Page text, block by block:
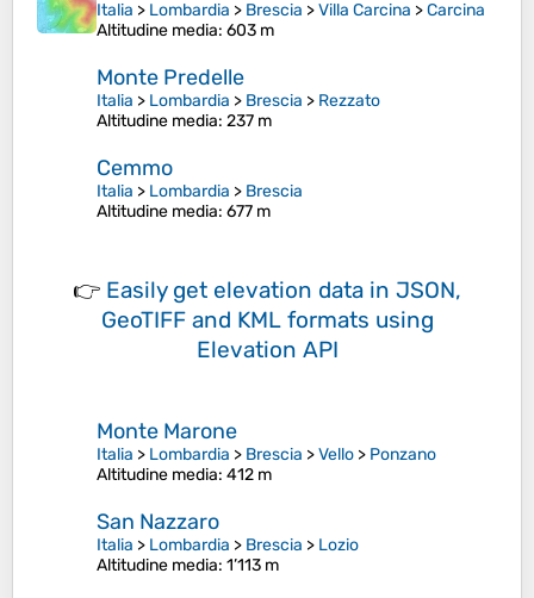
Italia > Lombardia > Brescia >Villa Carcina >Carcina
Altitudine media: 603 m
Monte Predelle
Italia > Lombardia > Brescia > Rezzato
Altitudine media: 237 m
Cemmo
Italia > Lombardia > Brescia
Altitudine media: 677 m
👉 Easily get elevation data in JSON,
GeoTIFF and KML formats using
Elevation API
Monte Marone
Italia > Lombardia > Brescia >Vello > Ponzano
Altitudine media: 412 m
San Nazzaro
Italia > Lombardia > Brescia > Lozio
Altitudine media: 1’113 m